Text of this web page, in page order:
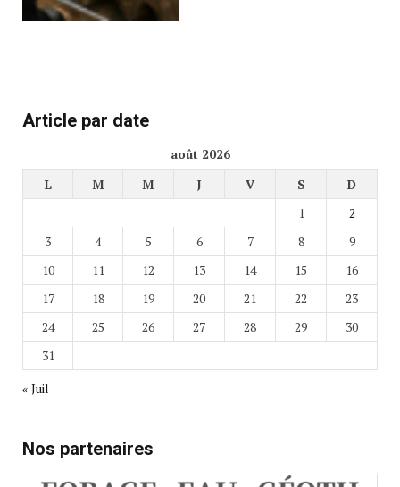
Article par date
août 2026
L
M M J V S
D
1
2
3
4 5 6 7 8
9
10
11 12 13 14 15
16
17
18 19 20 21 22
23
24
25 26 27 28 29
30
31
« Juil
Nos partenaires